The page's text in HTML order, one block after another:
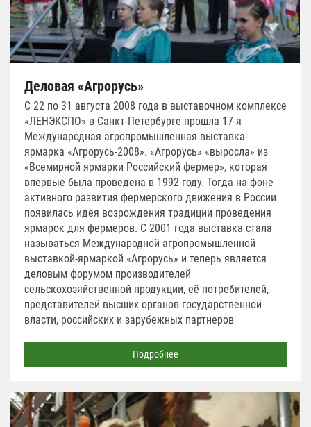
Деловая «Агрорусь»
С 22 по 31 августа 2008 года в выставочном комплексе
«ЛЕНЭКСПО» в Санкт-Петербурге прошла 17-я
Международная агропромышленная выставка-
ярмарка «Агрорусь-2008». «Агрорусь» «выросла» из
«Всемирной ярмарки Российский фермер», которая
впервые была проведена в 1992 году. Тогда на фоне
активного развития фермерского движения в России
появилась идея возрождения традиции проведения
ярмарок для фермеров. С 2001 года выставка стала
называться Международной агропромышленной
выставкой-ярмаркой «Агрорусь» и теперь является
деловым форумом производителей
сельскохозяйственной продукции, её потребителей,
представителей высших органов государственной
власти, российских и зарубежных партнеров
Подробнее